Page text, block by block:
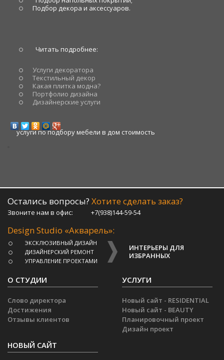
Подбор декора и аксессуаров.
Читать подробнее:
Услуги декоратора
Текстильный декор
Какая плитка модна?
Портфолио дизайна
Дизайнерские услуги
услуги по подбору мебели в дом стоимость
Остались вопросы? Хотите сделать заказ?
Звоните нам в офис: +7(938)144-59-54
Design Studio «Акварель»:
ЭКСКЛЮЗИВНЫЙ ДИЗАЙН
ДИЗАЙНЕРСКИЙ РЕМОНТ
УПРАВЛЕНИЕ ПРОЕКТАМИ
ИНТЕРЬЕРЫ ДЛЯ
ИЗБРАННЫХ
О СТУДИИ
Слово директора
Достижения
Отзывы клиентов
УСЛУГИ
Новый сайт - RESIDENTIAL
Новый сайт - BEAUTY
Планировочный проект
Дизайн проект
НОВЫЙ САЙТ